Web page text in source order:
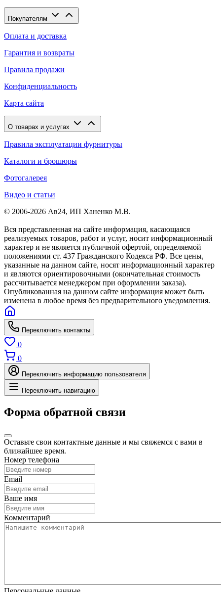
Покупателям
Оплата и доставка
Гарантия и возвраты
Правила продажи
Конфиденциальность
Карта сайта
О товарах и услугах
Правила эксплуатации фурнитуры
Каталоги и брошюры
Фотогалерея
Видео и статьи
© 2006-2026 Ав24, ИП Ханенко М.В.
Вся представленная на сайте информация, касающаяся
реализуемых товаров, работ и услуг, носит информационный
характер и не является публичной офертой, определяемой
положениями ст. 437 Гражданского Кодекса РФ. Все цены,
указанные на данном сайте, носят информационный характер
и являются ориентировочными (окончательная стоимость
рассчитывается менеджером при оформлении заказа).
Опубликованная на данном сайте информация может быть
изменена в любое время без предварительного уведомления.
Переключить контакты
0
0
Переключить информацию пользователя
Переключить навигацию
Форма обратной связи
Оставьте свои контактные данные и мы свяжемся с вами в
ближайшее время.
Номер телефона
Email
Ваше имя
Комментарий